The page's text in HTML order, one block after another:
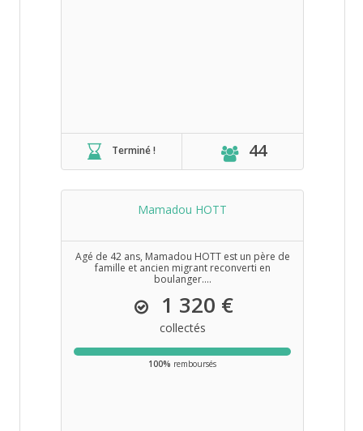
Terminé ! 44
Mamadou HOTT
Agé de 42 ans, Mamadou HOTT est un père de
famille et ancien migrant reconverti en
boulanger....
1 320 €
collectés
100% remboursés